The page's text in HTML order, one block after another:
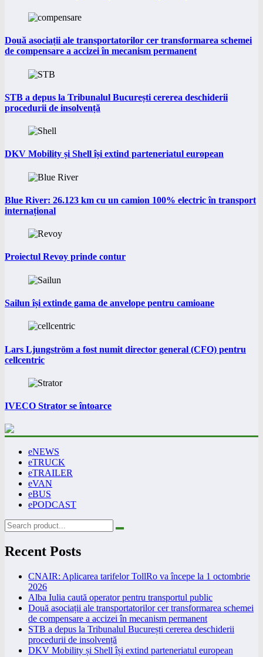
Două asociații ale transportatorilor cer transformarea schemei
de compensare a accizei în mecanism permanent
STB a depus la Tribunalul București cererea deschiderii
procedurii de insolvență
DKV Mobility și Shell își extind parteneriatul european
Blue River: 26.123 km cu un camion 100% electric în transport
internațional
Proiectul Revoy prinde contur
Sailun își extinde gama de anvelope pentru camioane
Lars Ljungström a fost numit director general (CFO) pentru
cellcentric
IVECO Strator se întoarce
eNEWS
eTRUCK
eTRAILER
eVAN
eBUS
ePODCAST
Recent Posts
CNAIR: Aplicarea tarifelor TollRo va începe la 1 octombrie
2026
Alba Iulia caută operator pentru transportul public
Două asociații ale transportatorilor cer transformarea schemei
de compensare a accizei în mecanism permanent
STB a depus la Tribunalul București cererea deschiderii
procedurii de insolvență
DKV Mobility și Shell își extind parteneriatul european